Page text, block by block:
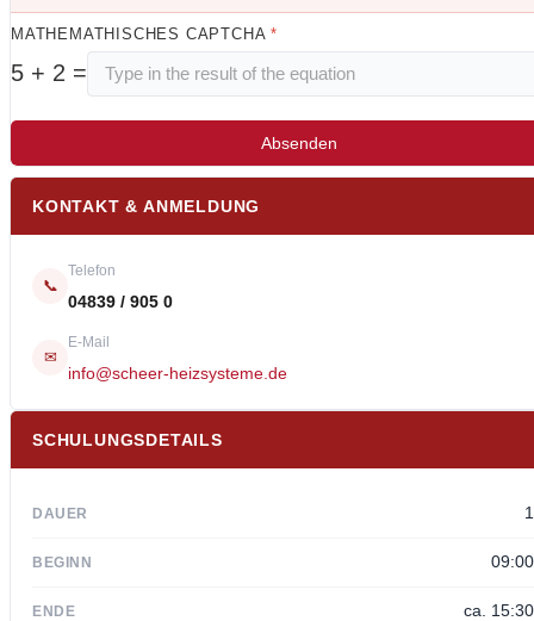
MATHEMATHISCHES CAPTCHA*
5 + 2 =
Absenden
KONTAKT & ANMELDUNG
📞
Telefon
04839 / 905 0
✉
E-Mail
info@scheer-heizsysteme.de
SCHULUNGSDETAILS
DAUER
BEGINN
ENDE ca.